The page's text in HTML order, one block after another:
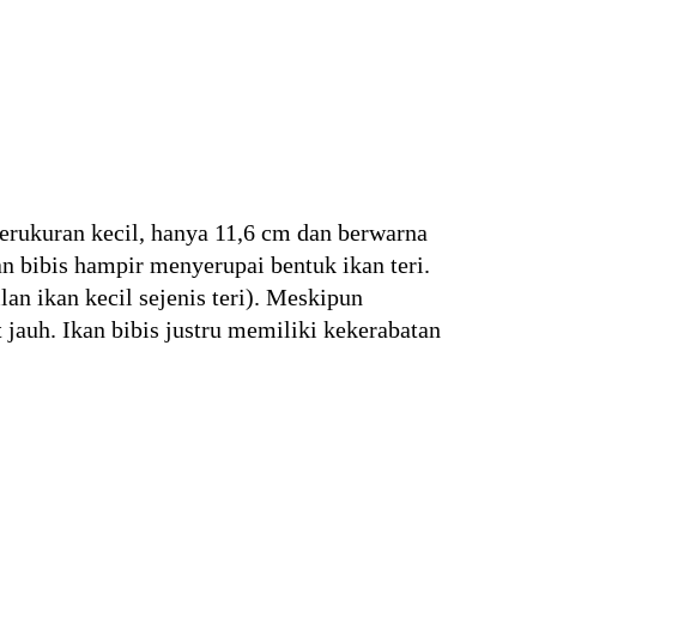
kecil, hanya 11,6 cm dan berwarna
bibis hampir menyerupai bentuk ikan teri.
ikan kecil sejenis teri). Meskipun
jauh. Ikan bibis justru memiliki kekerabatan